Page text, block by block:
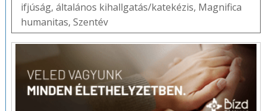
ifjúság, általános kihallgatás/katekézis, Magnifica
humanitas, Szentév